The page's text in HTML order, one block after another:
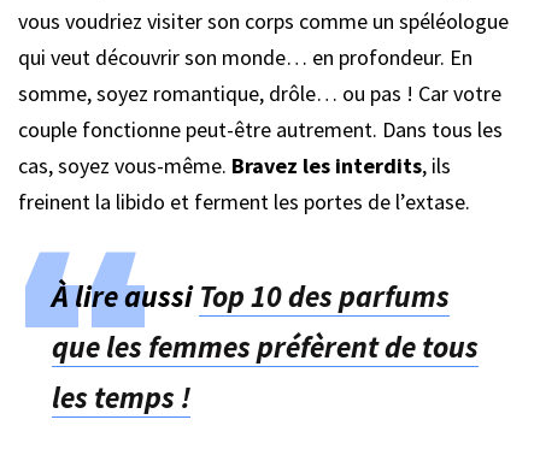
vous voudriez visiter son corps comme un spéléologue
qui veut découvrir son monde… en profondeur. En
somme, soyez romantique, drôle… ou pas ! Car votre
couple fonctionne peut-être autrement. Dans tous les
cas, soyez vous-même. Bravez les interdits, ils
freinent la libido et ferment les portes de l’extase.
À lire aussiTop 10 des parfums
que les femmes préfèrent de tous
les temps !